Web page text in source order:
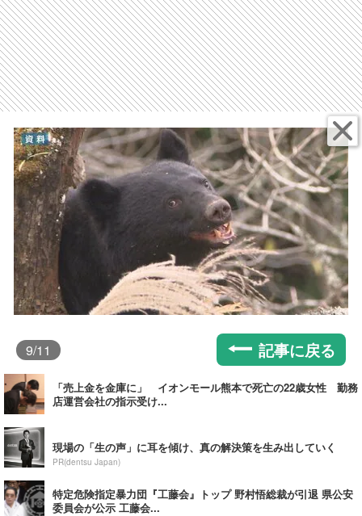
9/11 記事に戻る
「売上金を金庫に」 イオンモール熊本で死亡の22歳女性 勤務
店運営会社の指示受け...
現場の「生の声」に耳を傾け、真の解決策を生み出していく
PR(dentsu Japan)
特定危険指定暴力団『工藤会』トップ 野村悟総裁が引退 県公安
委員会が公示 工藤会...